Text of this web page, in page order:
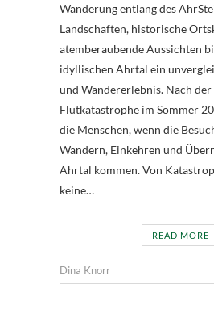
Wanderung entlang des
Landschaften, historische
atemberaubende Aussichten
idyllischen Ahrtal ein
und Wandererlebnis. Nach
Flutkatastrophe im Sommer
die Menschen, wenn die
Wandern, Einkehren und
Ahrtal kommen. Von
keine…
READ MORE
Dina Knorr